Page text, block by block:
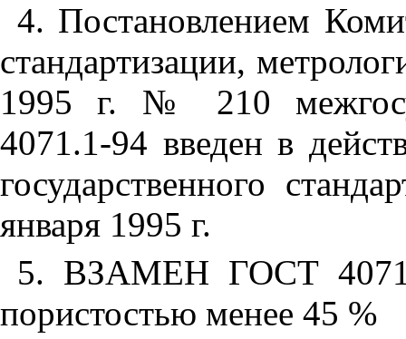
4. Постановлением
стандартизации,
1995 г. № 210
4071.1-94 введен в
государственного
января 1995 г.
5. ВЗАМЕН ГОСТ
пористостью менее 45 %